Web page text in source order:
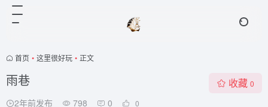
首页 • 这里很好玩 • 正文
雨巷
2年前发布 798 0 0
收藏 0